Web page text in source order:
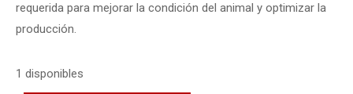
requerida para mejorar la condición del animal y optimizar la
producción.
1 disponibles